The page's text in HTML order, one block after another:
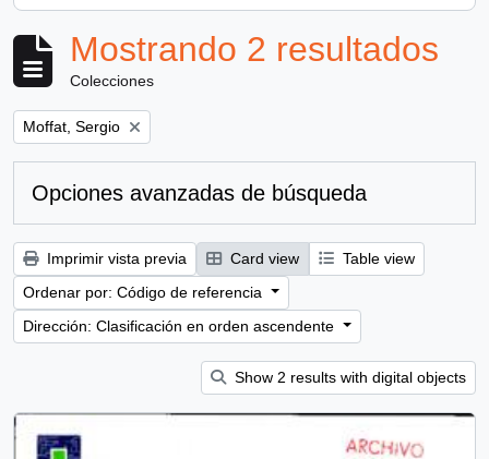
Mostrando 2 resultados
Colecciones
Remove filter:
Moffat, Sergio
Opciones avanzadas de búsqueda
Imprimir vista previa Card view
Table view
Ordenar por: Código de referencia
Dirección: Clasificación en orden ascendente
Show 2 results with digital objects